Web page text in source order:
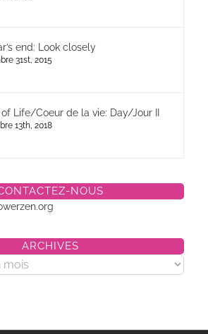
end: Look closely
31st, 2015
Life/Coeur de la vie: Day/Jour II
13th, 2018
NOUS
ARCHIVES